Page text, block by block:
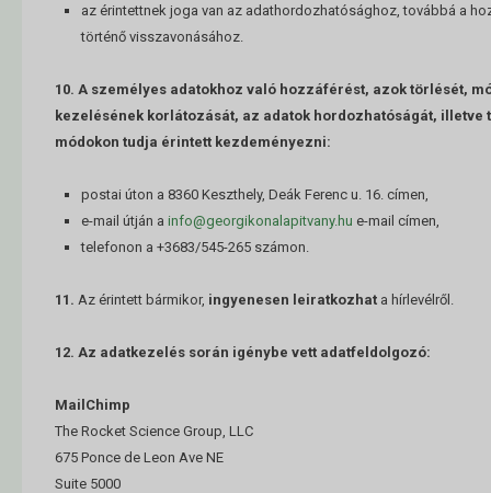
az érintettnek joga van az adathordozhatósághoz, továbbá a
történő visszavonásához.
10. A személyes adatokhoz való hozzáférést, azok törlését,
kezelésének korlátozását, az adatok hordozhatóságát, illetve
módokon tudja érintett kezdeményezni:
postai úton a 8360 Keszthely, Deák Ferenc u. 16. címen,
e-mail útján a info@georgikonalapitvany.hu e-mail címen,
telefonon a +3683/545-265 számon.
11. Az érintett bármikor, ingyenesen leiratkozhata hírlevélről.
12. Az adatkezelés során igénybe vett adatfeldolgozó:
MailChimp
The Rocket Science Group, LLC
675 Ponce de Leon Ave NE
Suite 5000